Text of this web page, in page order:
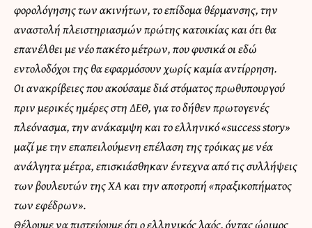
φορολόγησης των ακινήτων, το επίδομα θέρμανσης, την
αναστολή πλειστηριασμών πρώτης κατοικίας και ότι θα
επανέλθει με νέο πακέτο μέτρων, που φυσικά οι εδώ
εντολοδόχοι της θα εφαρμόσουν χωρίς καμία αντίρρηση.
Οι ανακρίβειες που ακούσαμε διά στόματος πρωθυπουργού
πριν μερικές ημέρες στη ΔΕΘ, για το δήθεν πρωτογενές
πλεόνασμα, την ανάκαμψη και το ελληνικό «success story»
μαζί με την επαπειλούμενη επέλαση της τρόικας με νέα
ανάλγητα μέτρα, επισκιάσθηκαν έντεχνα από τις συλλήψεις
των βουλευτών της ΧΑ και την αποτροπή «πραξικοπήματος
των εφέδρων».
Θέλουμε να πιστεύουμε ότι ο ελληνικός λαός, όντας ώριμος